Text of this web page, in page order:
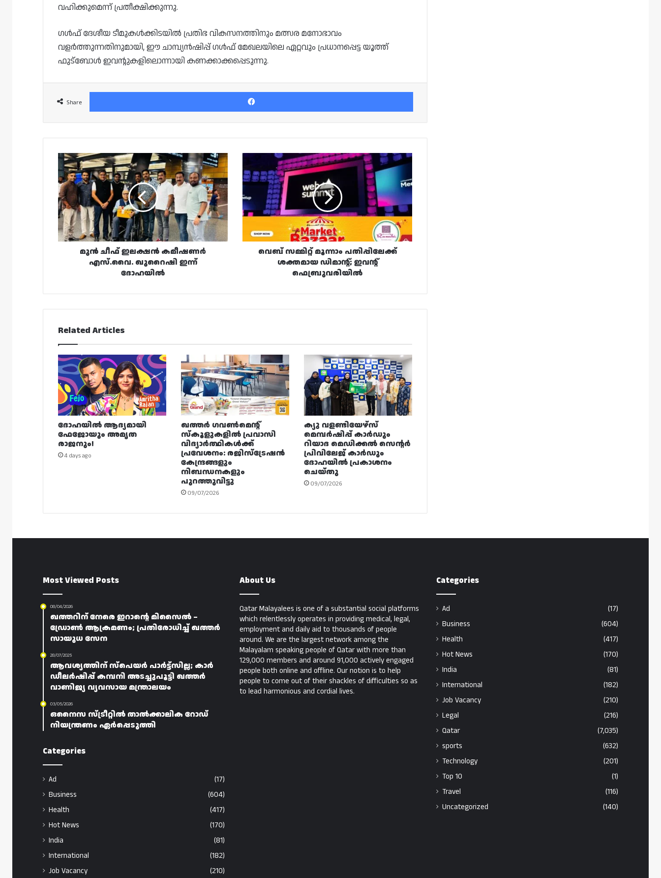
വഹിക്കുമെന്ന് പ്രതീക്ഷിക്കുന്നു.
ഗൾഫ് ദേശീയ ടീമുകൾക്കിടയിൽ പ്രതിഭ വികസനത്തിനും മത്സര മനോഭാവം
വളർത്തുന്നതിനുമായി, ഈ ചാമ്പ്യൻഷിപ്പ് ഗൾഫ് മേഖലയിലെ ഏറ്റവും പ്രധാനപ്പെട്ട യൂത്ത്
ഫുട്ബോൾ ഇവന്റുകളിലൊന്നായി കണക്കാക്കപ്പെടുന്നു.
Share
Facebook
മുൻ
ചീഫ്
ഇലക്ഷൻ
കമീഷണർ
എസ്.വൈ.
ഖുറൈഷി
ഇന്ന്
ദോഹയിൽ
മുൻ ചീഫ് ഇലക്ഷൻ കമീഷണർ
എസ്.വൈ. ഖുറൈഷി ഇന്ന്
ദോഹയിൽ
വെബ്
സമ്മിറ്റ്
മൂന്നാം
പതിപ്പിലേക്ക്
ശക്തമായ
ഡിമാന്റ്;
ഇവന്റ്
ഫെബ്രുവരിയിൽ
വെബ് സമ്മിറ്റ് മൂന്നാം പതിപ്പിലേക്ക്
ശക്തമായ ഡിമാന്റ്; ഇവന്റ്
ഫെബ്രുവരിയിൽ
Related Articles
ദോഹയിൽ ആദ്യമായി
ഫേജോയും അമൃത
രാജനും!
4 days ago
ഖത്തർ ഗവൺമെന്റ്
സ്കൂളുകളിൽ പ്രവാസി
വിദ്യാർത്ഥികൾക്ക്
പ്രവേശനം: രജിസ്ട്രേഷൻ
കേന്ദ്രങ്ങളും
നിബന്ധനകളും
പുറത്തുവിട്ടു
09/07/2026
ക്യു വളണ്ടിയേഴ്‌സ്
മെമ്പർഷിപ്പ് കാർഡും
റിയാദ മെഡിക്കൽ സെന്റർ
പ്രിവിലേജ് കാർഡും
ദോഹയിൽ പ്രകാശനം
ചെയ്തു
09/07/2026
Most Viewed Posts
08/04/2026
ഖത്തറിന് നേരെ ഇറാന്റെ മിസൈൽ –
ഡ്രോൺ ആക്രമണം; പ്രതിരോധിച്ച് ഖത്തർ
സായുധ സേന
28/07/2025
ആവശ്യത്തിന് സ്പെയർ പാർട്ട്സില്ല; കാർ
ഡീലർഷിപ്പ് കമ്പനി അടച്ചുപൂട്ടി ഖത്തർ
വാണിജ്യ വ്യവസായ മന്ത്രാലയം
03/05/2026
ഒനൈസ സ്ട്രീറ്റിൽ താൽക്കാലിക റോഡ്
നിയന്ത്രണം ഏർപ്പെടുത്തി
Categories
Ad
(17)
Business
(604)
Health
(417)
Hot News
(170)
India
(81)
International
(182)
Job Vacancy
(210)
About Us
Qatar Malayalees is one of a substantial social platforms
which relentlessly operates in providing medical, legal,
employment and daily aid to thousands of people
around. We are the largest network among the
Malayalam speaking people of Qatar with more than
129,000 members and around 91,000 actively engaged
people both online and offline. Our notion is to help
people to come out of their shackles of difficulties so as
to lead harmonious and cordial lives.
Categories
Ad
(17)
Business
(604)
Health
(417)
Hot News
(170)
India
(81)
International
(182)
Job Vacancy
(210)
Legal
(216)
Qatar
(7,035)
sports
(632)
Technology
(201)
Top 10
(1)
Travel
(116)
Uncategorized
(140)